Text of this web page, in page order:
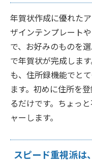
年賀状作成に優れた
ザインテンプレート
で、お好みのものを
で年賀状が完成しま
も、住所録機能でと
ます。初めに住所を
るだけです。ちょっ
ャーします。
スピード重視派は